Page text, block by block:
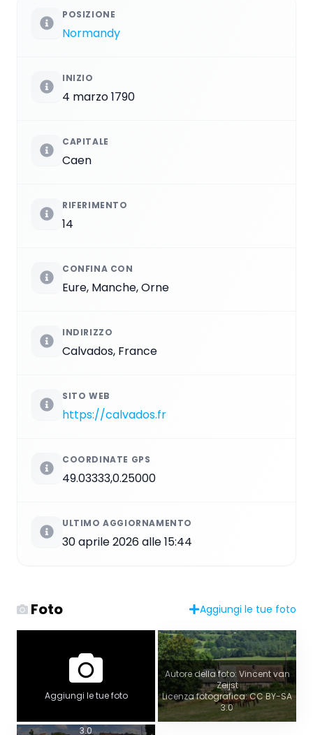
POSIZIONE
Normandy
INIZIO
4 marzo 1790
CAPITALE
Caen
RIFERIMENTO
14
CONFINA CON
Eure, Manche, Orne
INDIRIZZO
Calvados, France
SITO WEB
https://calvados.fr
COORDINATE GPS
49.03333,0.25000
ULTIMO AGGIORNAMENTO
30 aprile 2026 alle 15:44
Foto Aggiungi le tue foto
Aggiungi le tue foto
Autore della foto: Vincent van
Zeijst
Licenza fotografica: CC BY-SA
3.0
Vista panoramica
Autore della foto:
Baronnie_Douvres-la-
Licenza fotografica: CC BY-SA
3.0